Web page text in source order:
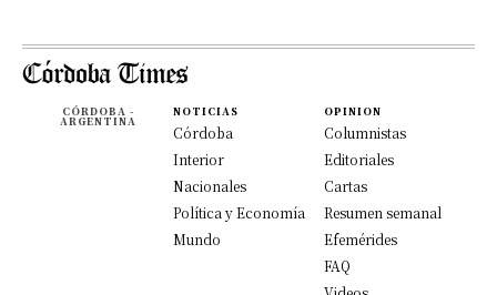
CÓRDOBA -
ARGENTINA
NOTICIAS
Córdoba
Interior
Nacionales
Política y Economía
Mundo
OPINION
Columnistas
Editoriales
Cartas
Resumen semanal
Efemérides
FAQ